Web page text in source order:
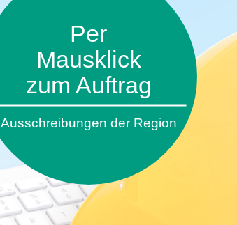
Per
Mausklick
zum Auftrag
Ausschreibungen der Region